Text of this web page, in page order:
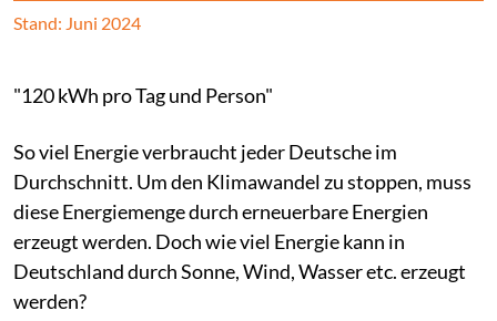
Stand: Juni 2024
"120 kWh pro Tag und Person"
So viel Energie verbraucht jeder Deutsche im
Durchschnitt. Um den Klimawandel zu stoppen, muss
diese Energiemenge durch erneuerbare Energien
erzeugt werden. Doch wie viel Energie kann in
Deutschland durch Sonne, Wind, Wasser etc. erzeugt
werden?